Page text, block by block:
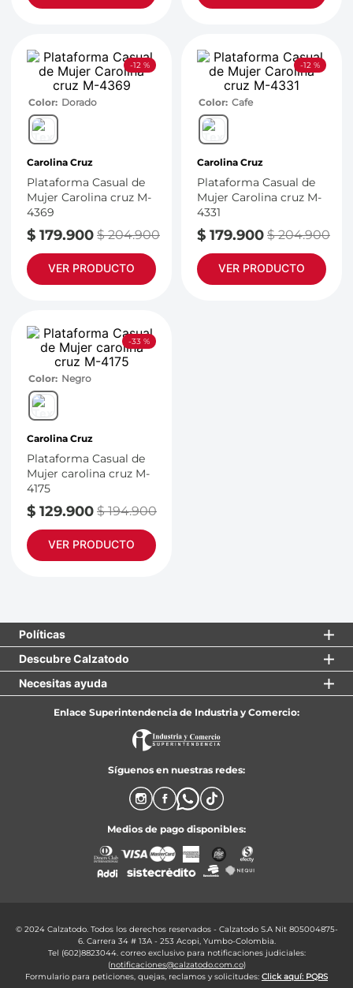
-12 %
Color Dorado
Carolina Cruz
Plataforma Casual de
Mujer Carolina cruz M-
4369
$ 179.900 $ 204.900
VER PRODUCTO
-12 %
Color Cafe
Carolina Cruz
Plataforma Casual de
Mujer Carolina cruz M-
4331
$ 179.900 $ 204.900
VER PRODUCTO
-33 %
Color Negro
Carolina Cruz
Plataforma Casual de
Mujer carolina cruz M-
4175
$ 129.900 $ 194.900
VER PRODUCTO
Políticas
Descubre Calzatodo
Necesitas ayuda
Enlace Superintendencia de Industria y Comercio:
Síguenos en nuestras redes:
Medios de pago disponibles:
© 2024 Calzatodo. Todos los derechos reservados - Calzatodo S.A Nit 805004875-
6. Carrera 34 # 13A - 253 Acopi, Yumbo-Colombia.
Tel (602)8823044. correo exclusivo para notificaciones judiciales:
(notificaciones@calzatodo.com.co)
Formulario para peticiones, quejas, reclamos y solicitudes: Click aquí: PQRS